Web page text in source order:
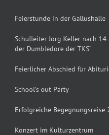
Feierstunde in der Gallushalle
Schulleiter Jörg Keller nach 14
der Dumbledore der TKS“
Feierlicher Abschied für
School’s out Party
Erfolgreiche Begegnungsreise
Konzert im Kulturzentrum